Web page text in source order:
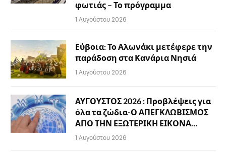
φωτιάς – Το πρόγραμμα
1 Αυγούστου 2026
Εύβοια: Το Αλωνάκι μετέφερε την
παράδοση στα Κανάρια Νησιά
1 Αυγούστου 2026
ΑΥΓΟΥΣΤΟΣ 2026 : Προβλέψεις για
όλα τα ζώδια-Ο ΑΠΕΓΚΛΩΒΙΣΜΟΣ
ΑΠΟ ΤΗΝ ΕΞΩΤΕΡΙΚΗ ΕΙΚΟΝΑ…
1 Αυγούστου 2026